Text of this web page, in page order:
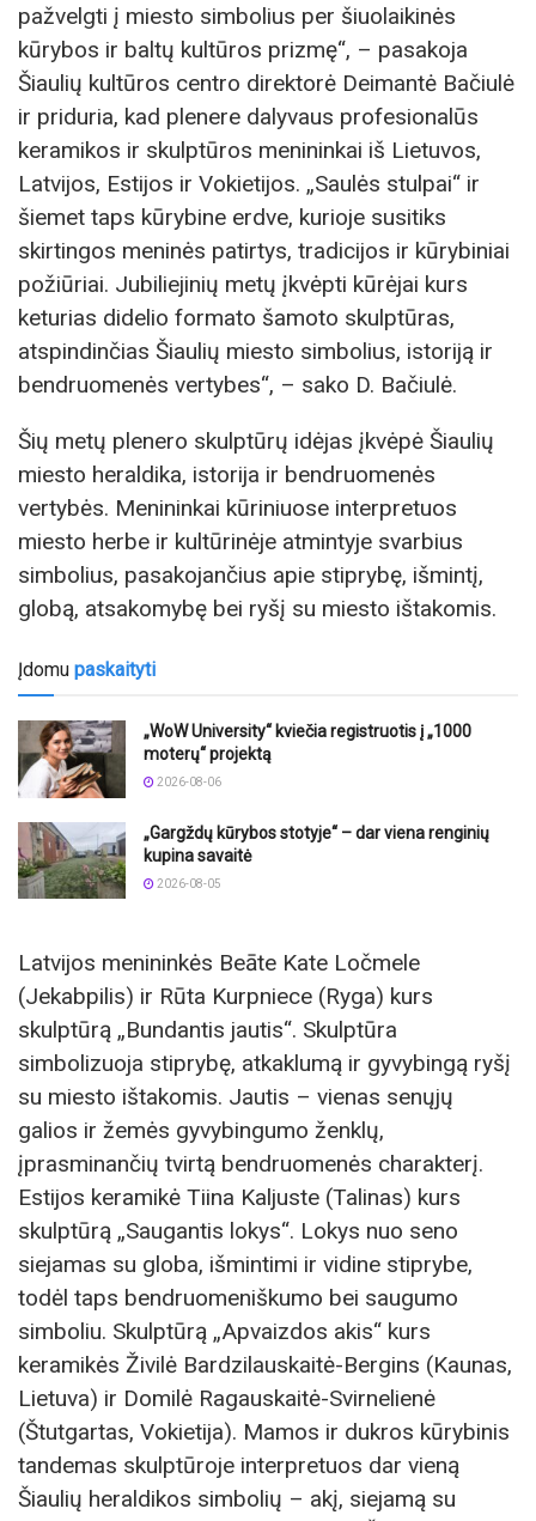
pažvelgti į miesto simbolius per šiuolaikinės
kūrybos ir baltų kultūros prizmę“, – pasakoja
Šiaulių kultūros centro direktorė Deimantė Bačiulė
ir priduria, kad plenere dalyvaus profesionalūs
keramikos ir skulptūros menininkai iš Lietuvos,
Latvijos, Estijos ir Vokietijos. „Saulės stulpai“ ir
šiemet taps kūrybine erdve, kurioje susitiks
skirtingos meninės patirtys, tradicijos ir kūrybiniai
požiūriai. Jubiliejinių metų įkvėpti kūrėjai kurs
keturias didelio formato šamoto skulptūras,
atspindinčias Šiaulių miesto simbolius, istoriją ir
bendruomenės vertybes“, – sako D. Bačiulė.
Šių metų plenero skulptūrų idėjas įkvėpė Šiaulių
miesto heraldika, istorija ir bendruomenės
vertybės. Menininkai kūriniuose interpretuos
miesto herbe ir kultūrinėje atmintyje svarbius
simbolius, pasakojančius apie stiprybę, išmintį,
globą, atsakomybę bei ryšį su miesto ištakomis.
Įdomu paskaityti
„WoW University“ kviečia registruotis į „1000
moterų“ projektą
2026-08-06
„Gargždų kūrybos stotyje“ – dar viena renginių
kupina savaitė
2026-08-05
Latvijos menininkės Beāte Kate Ločmele
(Jekabpilis) ir Rūta Kurpniece (Ryga) kurs
skulptūrą „Bundantis jautis“. Skulptūra
simbolizuoja stiprybę, atkaklumą ir gyvybingą ryšį
su miesto ištakomis. Jautis – vienas senųjų
galios ir žemės gyvybingumo ženklų,
įprasminančių tvirtą bendruomenės charakterį.
Estijos keramikė Tiina Kaljuste (Talinas) kurs
skulptūrą „Saugantis lokys“. Lokys nuo seno
siejamas su globa, išmintimi ir vidine stiprybe,
todėl taps bendruomeniškumo bei saugumo
simboliu. Skulptūrą „Apvaizdos akis“ kurs
keramikės Živilė Bardzilauskaitė-Bergins (Kaunas,
Lietuva) ir Domilė Ragauskaitė-Svirnelienė
(Štutgartas, Vokietija). Mamos ir dukros kūrybinis
tandemas skulptūroje interpretuos dar vieną
Šiaulių heraldikos simbolių – akį, siejamą su